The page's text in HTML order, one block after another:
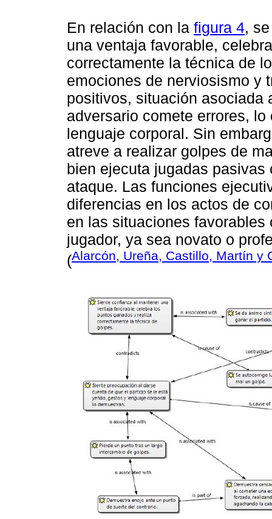
En relación con la figura 4,
una ventaja favorable,
correctamente la técnica de
emociones de nerviosismo y
positivos, situación asociada
adversario comete errores,
lenguaje corporal. Sin
atreve a realizar golpes de
bien ejecuta jugadas
ataque. Las funciones
diferencias en los actos de
en las situaciones
jugador, ya sea novato o
(Alarcón, Ureña, Castillo, Martín y